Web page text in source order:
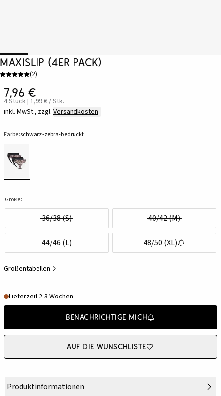
Maxislip (4er Pack)
(2)
7,96 €
4 Stück | 1,99 € / Stk.
inkl. MwSt., zzgl. Versandkosten
Farbe:schwarz-zebra-bedruckt
Größe:
36/38 (S) 40/42 (M)
44/46 (L) 48/50 (XL)
Größentabellen
Lieferzeit 2-3 Wochen
Benachrichtige mich
Auf die Wunschliste
Produktinformationen